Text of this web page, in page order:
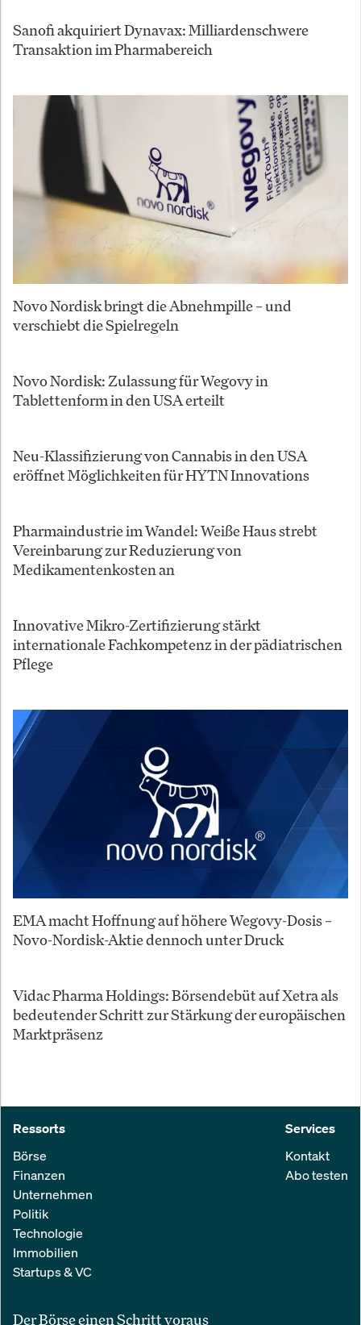
Sanofi akquiriert Dynavax: Milliardenschwere
Transaktion im Pharmabereich
Novo Nordisk bringt die Abnehmpille – und
verschiebt die Spielregeln
Novo Nordisk: Zulassung für Wegovy in
Tablettenform in den USA erteilt
Neu-Klassifizierung von Cannabis in den USA
eröffnet Möglichkeiten für HYTN Innovations
Pharmaindustrie im Wandel: Weiße Haus strebt
Vereinbarung zur Reduzierung von
Medikamentenkosten an
Innovative Mikro-Zertifizierung stärkt
internationale Fachkompetenz in der pädiatrischen
Pflege
EMA macht Hoffnung auf höhere Wegovy-Dosis –
Novo-Nordisk-Aktie dennoch unter Druck
Vidac Pharma Holdings: Börsendebüt auf Xetra als
bedeutender Schritt zur Stärkung der europäischen
Marktpräsenz
Ressorts
Börse
Finanzen
Unternehmen
Politik
Technologie
Immobilien
Startups & VC
Services
Kontakt
Abo testen
Der Börse einen Schritt voraus